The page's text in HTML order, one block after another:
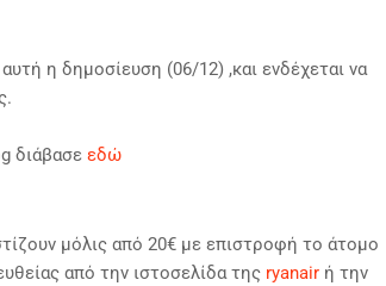
η δημοσίευση (06/12) ,και ενδέχεται να
διάβασε εδώ
μόλις από 20€ με επιστροφή το άτομο
από την ιστοσελίδα της ryanairή την